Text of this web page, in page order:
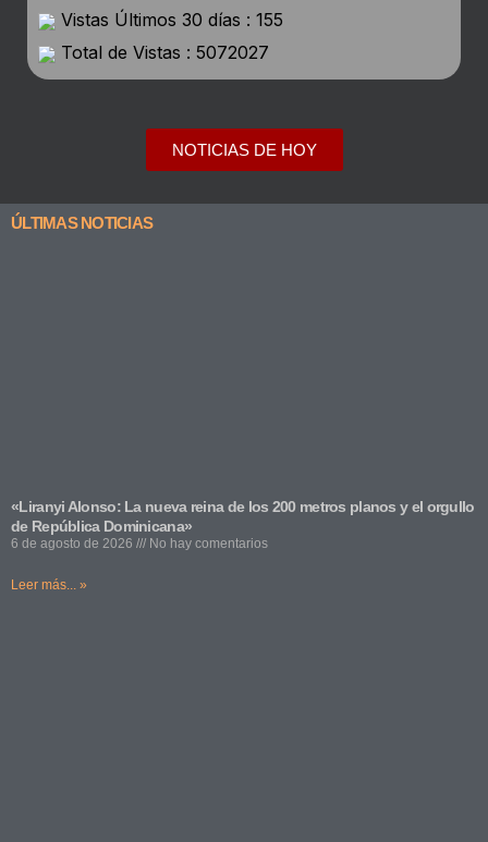
Vistas Últimos 30 días : 155
Total de Vistas : 5072027
NOTICIAS DE HOY
ÚLTIMAS NOTICIAS
«Liranyi Alonso: La nueva reina de los 200 metros planos y el orgullo
de República Dominicana»
6 de agosto de 2026 No hay comentarios
Leer más... »